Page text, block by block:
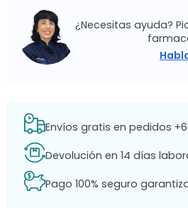
¿Necesitas ayuda?
Envíos gratis en pedidos
Devolución en 14 días
Pago 100% seguro